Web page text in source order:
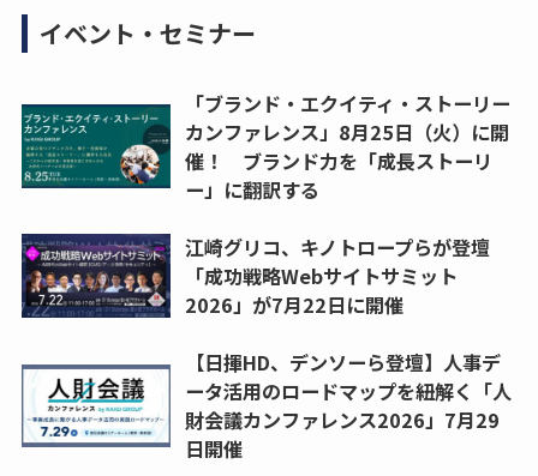
イベント・セミナー
「ブランド・エクイティ・ストーリー
カンファレンス」8月25日（火）に開
催！ ブランド力を「成長ストーリ
ー」に翻訳する
江崎グリコ、キノトロープらが登壇
「成功戦略Webサイトサミット
2026」が7月22日に開催
【日揮HD、デンソーら登壇】人事デ
ータ活用のロードマップを紐解く「人
財会議カンファレンス2026」7月29
日開催